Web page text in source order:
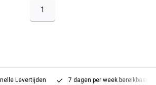
1
Levertijden 7 dagen per week bereikbaar